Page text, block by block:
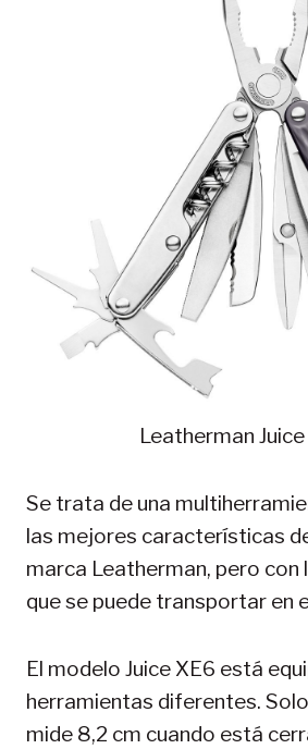
Leatherman
Se trata de una
las mejores características
marca Leatherman, pero con
que se puede transportar en
El modelo Juice XE6 está
herramientas diferentes.
mide 8,2 cm cuando está